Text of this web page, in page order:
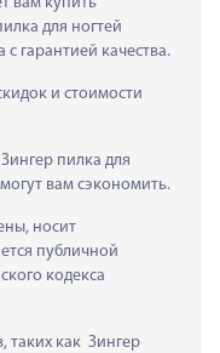
для ногтей
гарантией качества.
и стоимости
пилка для
вам сэкономить.
носит
публичной
кодекса
таких как  Зингер